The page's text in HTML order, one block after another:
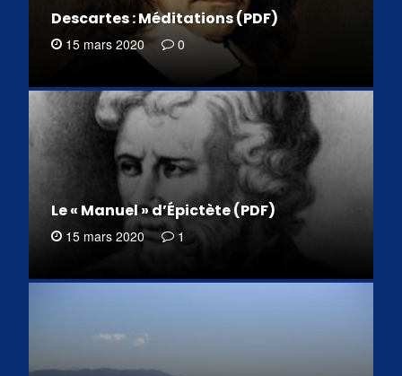
Descartes : Méditations (PDF)
15 mars 2020 0
Le « Manuel » d’Épictète (PDF)
15 mars 2020 1